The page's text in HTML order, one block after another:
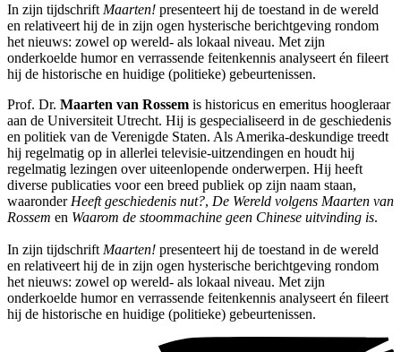
In zijn tijdschrift Maarten! presenteert hij de toestand in de wereld
en relativeert hij de in zijn ogen hysterische berichtgeving rondom
het nieuws: zowel op wereld- als lokaal niveau. Met zijn
onderkoelde humor en verrassende feitenkennis analyseert én fileert
hij de historische en huidige (politieke) gebeurtenissen.
Prof. Dr. Maarten van Rossem is historicus en emeritus hoogleraar
aan de Universiteit Utrecht. Hij is gespecialiseerd in de geschiedenis
en politiek van de Verenigde Staten. Als Amerika-deskundige treedt
hij regelmatig op in allerlei televisie-uitzendingen en houdt hij
regelmatig lezingen over uiteenlopende onderwerpen. Hij heeft
diverse publicaties voor een breed publiek op zijn naam staan,
waaronder Heeft geschiedenis nut?, De Wereld volgens Maarten van
Rossem en Waarom de stoommachine geen Chinese uitvinding is.
In zijn tijdschrift Maarten! presenteert hij de toestand in de wereld
en relativeert hij de in zijn ogen hysterische berichtgeving rondom
het nieuws: zowel op wereld- als lokaal niveau. Met zijn
onderkoelde humor en verrassende feitenkennis analyseert én fileert
hij de historische en huidige (politieke) gebeurtenissen.